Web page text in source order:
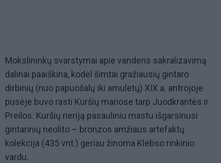
Mokslininkų svarstymai apie vandens sakralizavimą
dalinai paaiškina, kodėl šimtai gražiausių gintaro
dirbinių (nuo papuošalų iki amuletų) XIX a. antrojoje
pusėje buvo rasti Kuršių mariose tarp Juodkrantės ir
Preilos. Kuršių neriją pasauliniu mastu išgarsinusi
gintarinių neolito – bronzos amžiaus artefaktų
kolekcija (435 vnt.) geriau žinoma Klebso rinkinio
vardu.